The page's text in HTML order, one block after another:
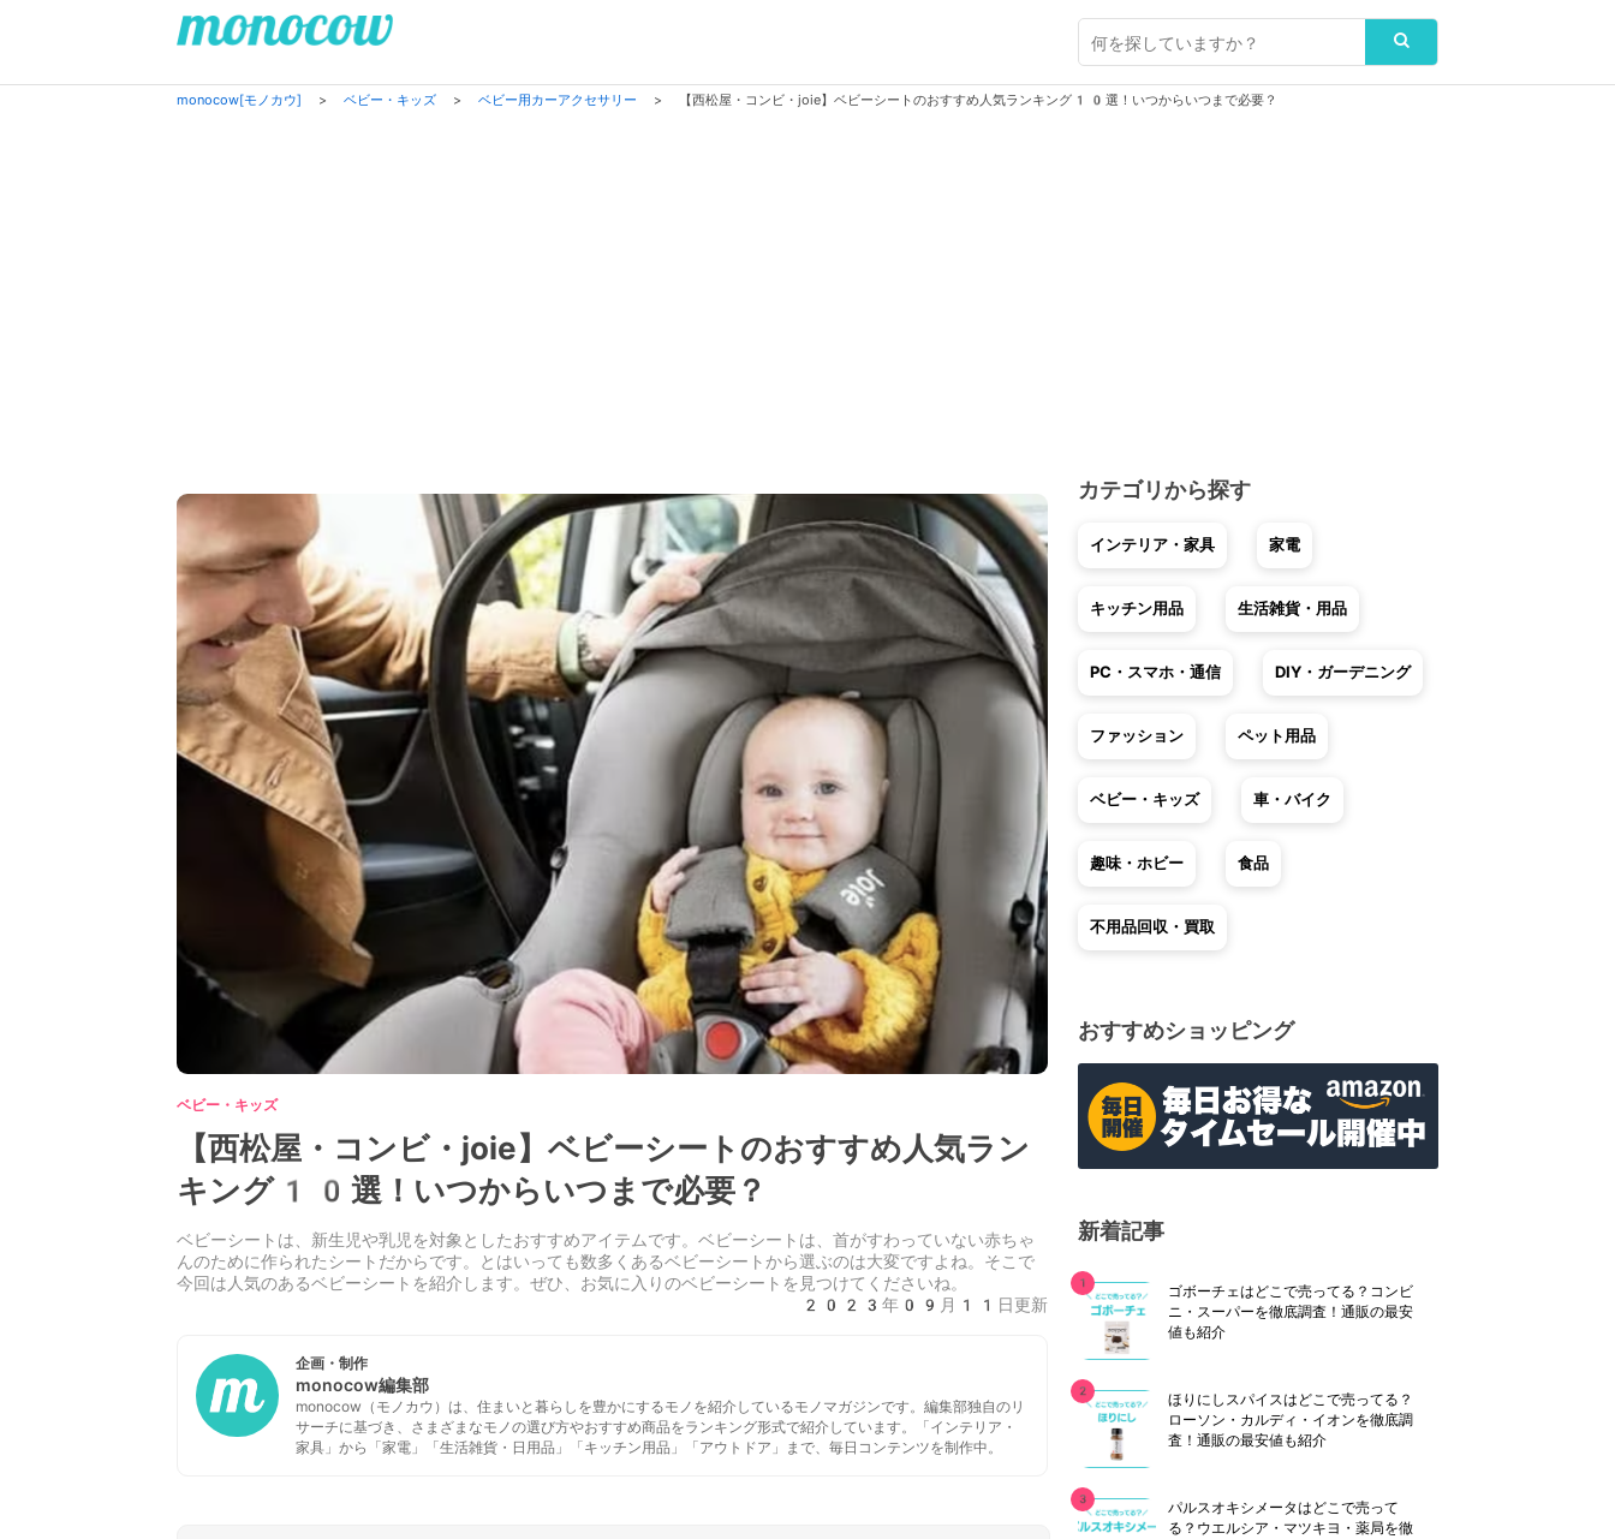
monocow[モノカウ] > ベビー・キッズ > ベビー用カーアクセサリー > 【西松屋・コンビ・joie】ベビーシートのおすすめ人気ランキング10選！いつからいつまで必要？
ベビー・キッズ
【西松屋・コンビ・joie】ベビーシートのおすすめ人気ラン
キング10選！いつからいつまで必要？
ベビーシートは、新生児や乳児を対象としたおすすめアイテムです。ベビーシートは、首がすわっていない赤ちゃ
んのために作られたシートだからです。とはいっても数多くあるベビーシートから選ぶのは大変ですよね。そこで
今回は人気のあるベビーシートを紹介します。ぜひ、お気に入りのベビーシートを見つけてくださいね。
2023年09月11日更新
企画・制作
monocow編集部
monocow（モノカウ）は、住まいと暮らしを豊かにするモノを紹介しているモノマガジンです。編集部独自のリ
サーチに基づき、さまざまなモノの選び方やおすすめ商品をランキング形式で紹介しています。「インテリア・
家具」から「家電」「生活雑貨・日用品」「キッチン用品」「アウトドア」まで、毎日コンテンツを制作中。
カテゴリから探す
インテリア・家具 家電
キッチン用品 生活雑貨・用品
PC・スマホ・通信 DIY・ガーデニング
ファッション ペット用品
ベビー・キッズ 車・バイク
趣味・ホビー 食品
不用品回収・買取
おすすめショッピング
新着記事
ゴボーチェはどこで売ってる？コンビ
ニ・スーパーを徹底調査！通販の最安
値も紹介
ほりにしスパイスはどこで売ってる？
ローソン・カルディ・イオンを徹底調
査！通販の最安値も紹介
パルスオキシメータはどこで売って
る？ウエルシア・マツキヨ・薬局を徹